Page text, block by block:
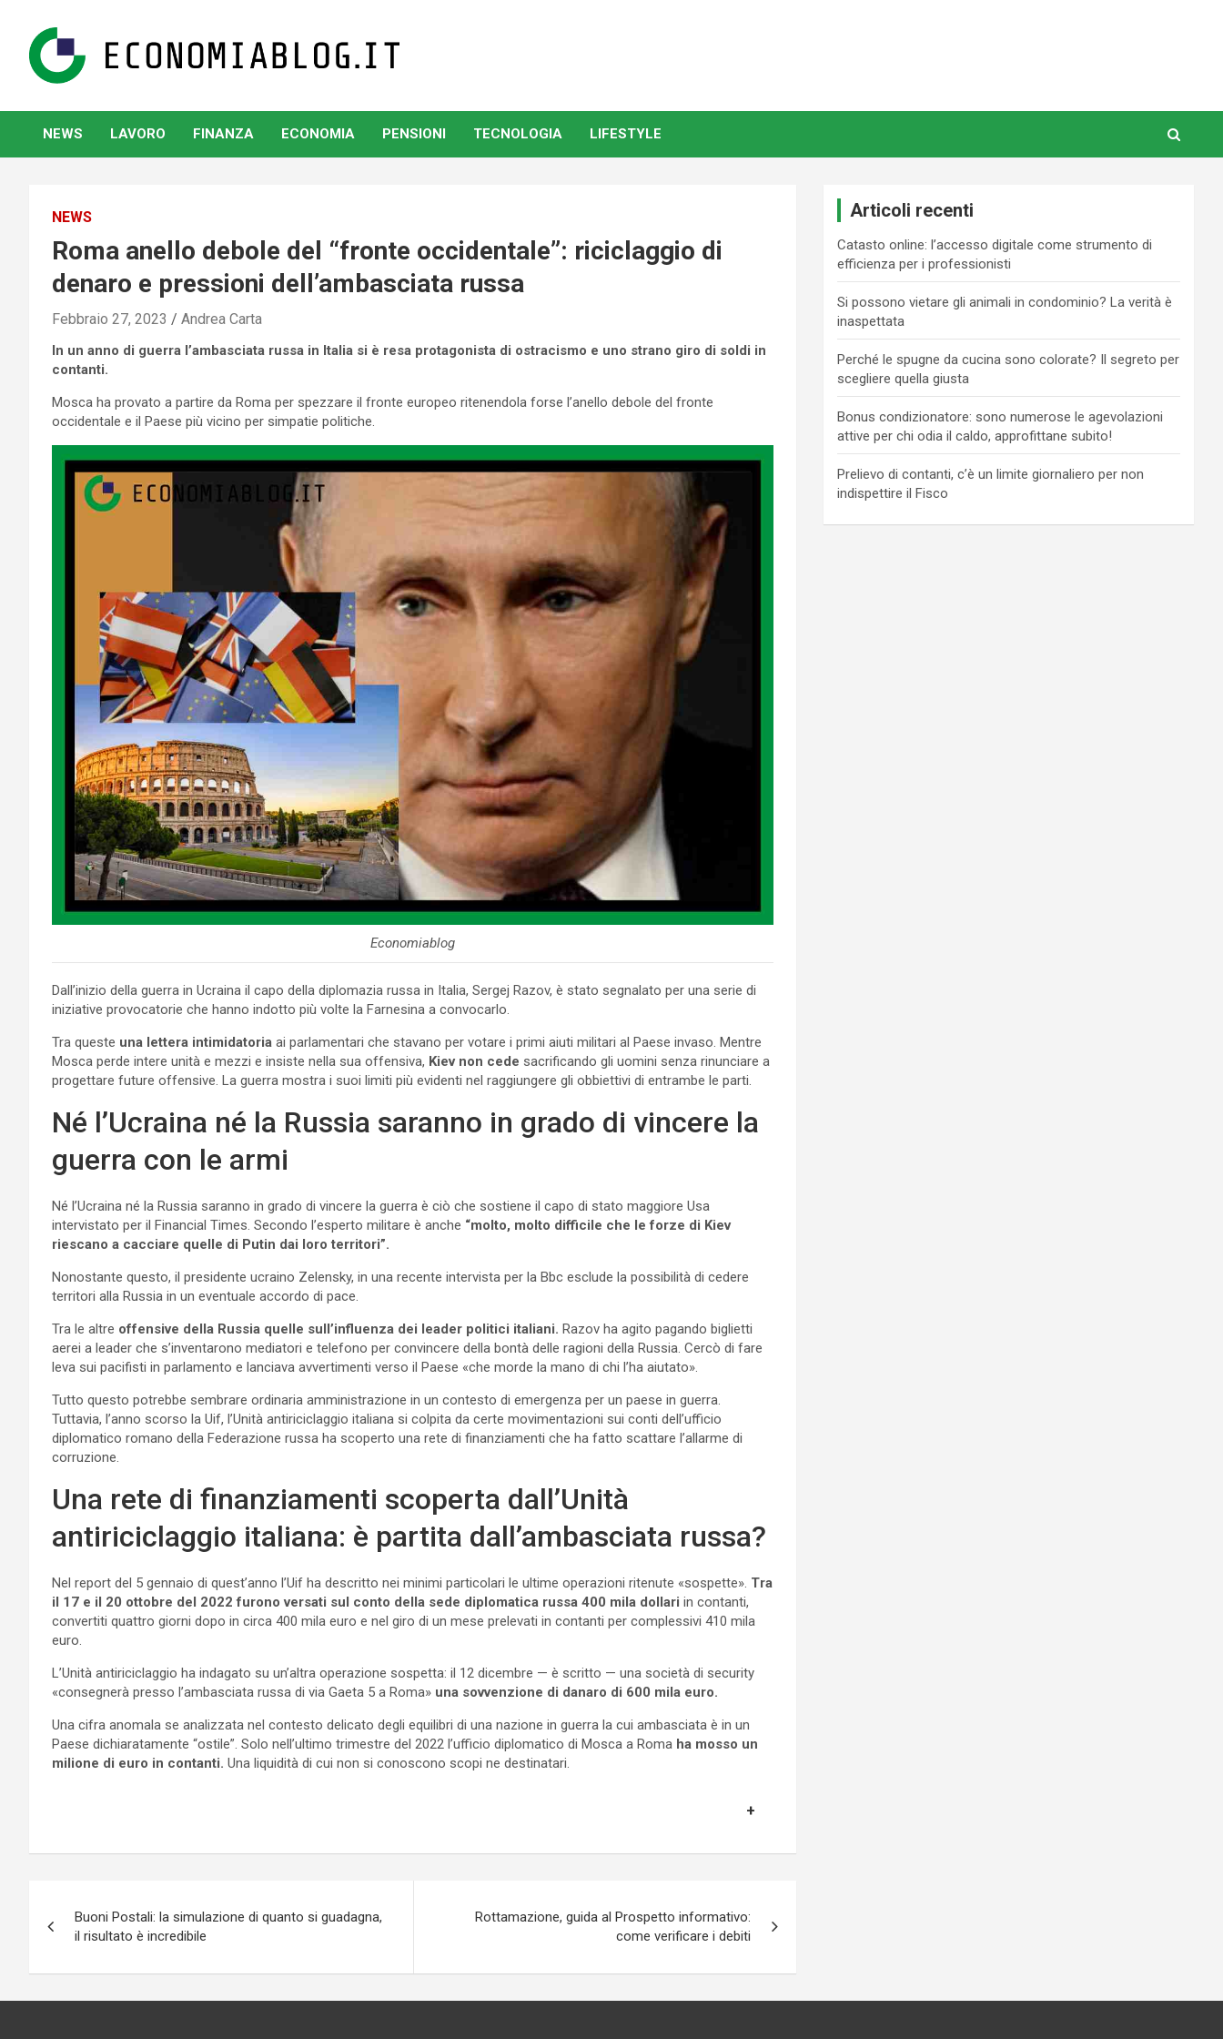
content
www.economiablog.it
NEWS LAVORO FINANZA ECONOMIA PENSIONI TECNOLOGIA LIFESTYLE
NEWS
Roma anello debole del “fronte occidentale”: riciclaggio di
denaro e pressioni dell’ambasciata russa
Febbraio 27, 2023 Andrea Carta
In un anno di guerra l’ambasciata russa in Italia si è resa protagonista di ostracismo e uno strano giro di soldi in
contanti.
Mosca ha provato a partire da Roma per spezzare il fronte europeo ritenendola forse l’anello debole del fronte
occidentale e il Paese più vicino per simpatie politiche.
Economiablog
Dall’inizio della guerra in Ucraina il capo della diplomazia russa in Italia, Sergej Razov, è stato segnalato per una serie di
iniziative provocatorie che hanno indotto più volte la Farnesina a convocarlo.
Tra queste una lettera intimidatoria ai parlamentari che stavano per votare i primi aiuti militari al Paese invaso. Mentre
Mosca perde intere unità e mezzi e insiste nella sua offensiva, Kiev non cede sacrificando gli uomini senza rinunciare a
progettare future offensive. La guerra mostra i suoi limiti più evidenti nel raggiungere gli obbiettivi di entrambe le parti.
Né l’Ucraina né la Russia saranno in grado di vincere la
guerra con le armi
Né l’Ucraina né la Russia saranno in grado di vincere la guerra è ciò che sostiene il capo di stato maggiore Usa
intervistato per il Financial Times. Secondo l’esperto militare è anche “molto, molto difficile che le forze di Kiev
riescano a cacciare quelle di Putin dai loro territori”.
Nonostante questo, il presidente ucraino Zelensky, in una recente intervista per la Bbc esclude la possibilità di cedere
territori alla Russia in un eventuale accordo di pace.
Tra le altre offensive della Russia quelle sull’influenza dei leader politici italiani. Razov ha agito pagando biglietti
aerei a leader che s’inventarono mediatori e telefono per convincere della bontà delle ragioni della Russia. Cercò di fare
leva sui pacifisti in parlamento e lanciava avvertimenti verso il Paese «che morde la mano di chi l’ha aiutato».
Tutto questo potrebbe sembrare ordinaria amministrazione in un contesto di emergenza per un paese in guerra.
Tuttavia, l’anno scorso la Uif, l’Unità antiriciclaggio italiana si colpita da certe movimentazioni sui conti dell’ufficio
diplomatico romano della Federazione russa ha scoperto una rete di finanziamenti che ha fatto scattare l’allarme di
corruzione.
Una rete di finanziamenti scoperta dall’Unità
antiriciclaggio italiana: è partita dall’ambasciata russa?
Nel report del 5 gennaio di quest’anno l’Uif ha descritto nei minimi particolari le ultime operazioni ritenute «sospette». Tra
il 17 e il 20 ottobre del 2022 furono versati sul conto della sede diplomatica russa 400 mila dollari in contanti,
convertiti quattro giorni dopo in circa 400 mila euro e nel giro di un mese prelevati in contanti per complessivi 410 mila
euro.
L’Unità antiriciclaggio ha indagato su un’altra operazione sospetta: il 12 dicembre — è scritto — una società di security
«consegnerà presso l’ambasciata russa di via Gaeta 5 a Roma» una sovvenzione di danaro di 600 mila euro.
Una cifra anomala se analizzata nel contesto delicato degli equilibri di una nazione in guerra la cui ambasciata è in un
Paese dichiaratamente “ostile”. Solo nell’ultimo trimestre del 2022 l’ufficio diplomatico di Mosca a Roma ha mosso un
milione di euro in contanti. Una liquidità di cui non si conoscono scopi ne destinatari.
articoli
Buoni Postali: la simulazione di quanto si guadagna,
il risultato è incredibile
Rottamazione, guida al Prospetto informativo:
come verificare i debiti
Articoli recenti
Catasto online: l’accesso digitale come strumento di
efficienza per i professionisti
Si possono vietare gli animali in condominio? La verità è
inaspettata
Perché le spugne da cucina sono colorate? Il segreto per
scegliere quella giusta
Bonus condizionatore: sono numerose le agevolazioni
attive per chi odia il caldo, approfittane subito!
Prelievo di contanti, c’è un limite giornaliero per non
indispettire il Fisco